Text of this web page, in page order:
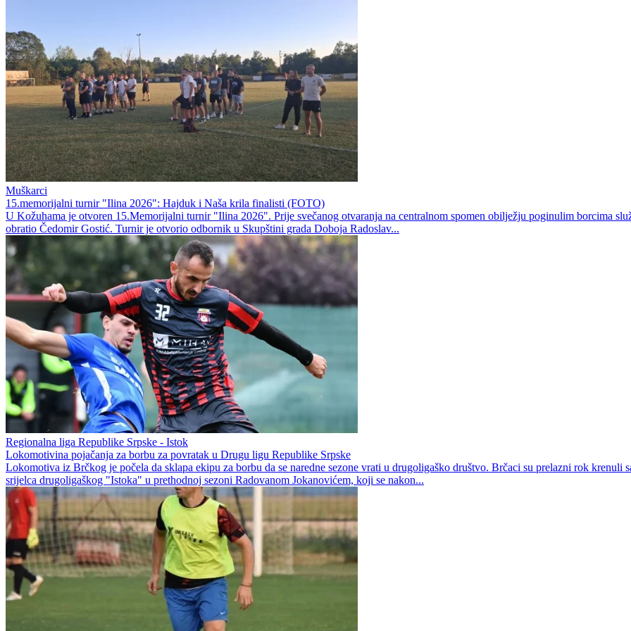
Muškarci
15.memorijalni turnir "Ilina 2026": Hajduk i Naša krila finalisti (FOTO)
U Kožuhama je otvoren 15.Memorijalni turnir "Ilina 2026". Prije svečanog otvaranja na centralnom spomen obilježju poginulim borcima
obratio Čedomir Gostić. Turnir je otvorio odbornik u Skupštini grada Doboja Radoslav...
Regionalna liga Republike Srpske - Istok
Lokomotivina pojačanja za borbu za povratak u Drugu ligu Republike Srpske
Lokomotiva iz Brčkog je počela da sklapa ekipu za borbu da se naredne sezone vrati u drugoligaško društvo. Brčaci su prelazni rok
srijelca drugoligaškog "Istoka" u prethodnoj sezoni Radovanom Jokanovićem, koji se nakon...